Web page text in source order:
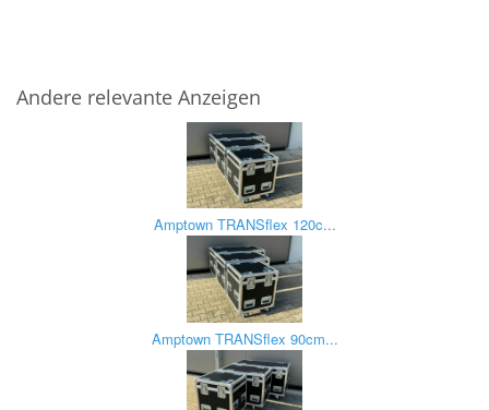
Andere relevante Anzeigen
Amptown TRANSflex 120c...
Amptown TRANSflex 90cm...